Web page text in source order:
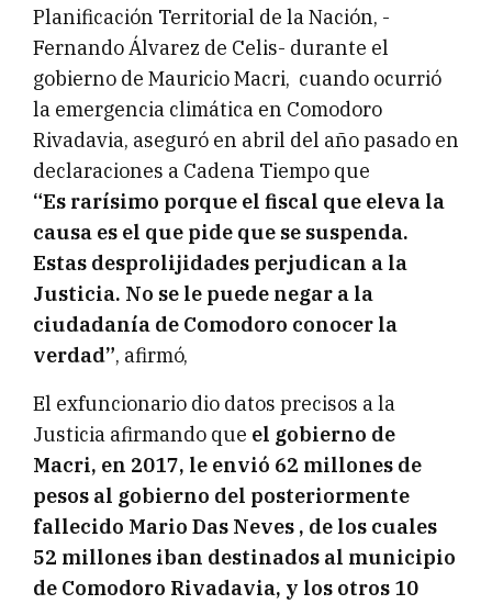
Planificación Territorial de la Nación, -
Fernando Álvarez de Celis- durante el
gobierno de Mauricio Macri, cuando ocurrió
la emergencia climática en Comodoro
Rivadavia, aseguró en abril del año pasado en
declaraciones a Cadena Tiempo que
“Es rarísimo porque el fiscal que eleva la
causa es el que pide que se suspenda.
Estas desprolijidades perjudican a la
Justicia. No se le puede negar a la
ciudadanía de Comodoro conocer la
verdad”, afirmó,
El exfuncionario dio datos precisos a la
Justicia afirmando que el gobierno de
Macri, en 2017, le envió 62 millones de
pesos al gobierno del posteriormente
fallecido Mario Das Neves , de los cuales
52 millones iban destinados al municipio
de Comodoro Rivadavia, y los otros 10